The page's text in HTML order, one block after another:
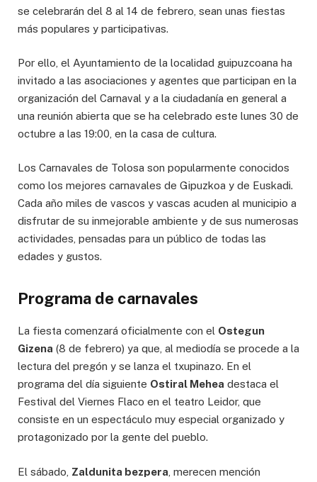
se celebrarán del 8 al 14 de febrero, sean unas fiestas
más populares y participativas.
Por ello, el Ayuntamiento de la localidad guipuzcoana ha
invitado a las asociaciones y agentes que participan en la
organización del Carnaval y a la ciudadanía en general a
una reunión abierta que se ha celebrado este lunes 30 de
octubre a las 19:00, en la casa de cultura.
Los Carnavales de Tolosa son popularmente conocidos
como los mejores carnavales de Gipuzkoa y de Euskadi.
Cada año miles de vascos y vascas acuden al municipio a
disfrutar de su inmejorable ambiente y de sus numerosas
actividades, pensadas para un público de todas las
edades y gustos.
Programa de carnavales
La fiesta comenzará oficialmente con el Ostegun
Gizena (8 de febrero) ya que, al mediodía se procede a la
lectura del pregón y se lanza el txupinazo. En el
programa del día siguiente Ostiral Mehea destaca el
Festival del Viernes Flaco en el teatro Leidor, que
consiste en un espectáculo muy especial organizado y
protagonizado por la gente del pueblo.
El sábado, Zaldunita bezpera , merecen mención